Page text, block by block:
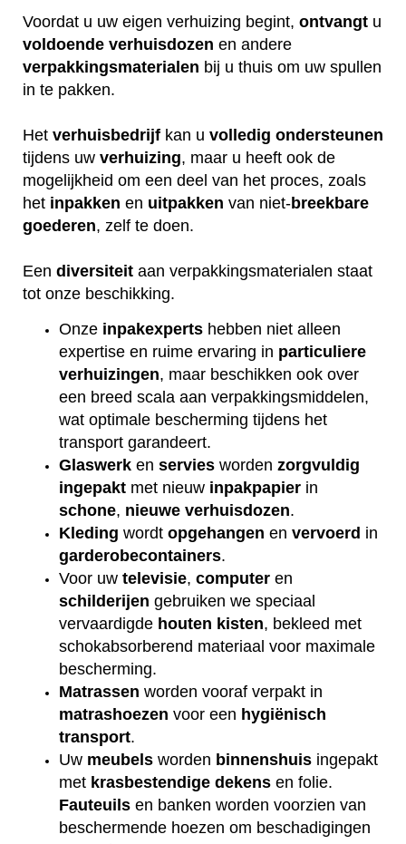
Voordat u uw eigen verhuizing begint, ontvangt u
voldoende verhuisdozen en andere
verpakkingsmaterialen bij u thuis om uw spullen
in te pakken.
Het verhuisbedrijf kan u volledig ondersteunen
tijdens uw verhuizing, maar u heeft ook de
mogelijkheid om een deel van het proces, zoals
het inpakken en uitpakken van niet-breekbare
goederen, zelf te doen.
Een diversiteit aan verpakkingsmaterialen staat
tot onze beschikking.
Onze inpakexperts hebben niet alleen
expertise en ruime ervaring in particuliere
verhuizingen, maar beschikken ook over
een breed scala aan verpakkingsmiddelen,
wat optimale bescherming tijdens het
transport garandeert.
Glaswerk en servies worden zorgvuldig
ingepakt met nieuw inpakpapier in
schone, nieuwe verhuisdozen.
Kleding wordt opgehangen en vervoerd in
garderobecontainers.
Voor uw televisie, computer en
schilderijen gebruiken we speciaal
vervaardigde houten kisten, bekleed met
schokabsorberend materiaal voor maximale
bescherming.
Matrassen worden vooraf verpakt in
matrashoezen voor een hygiënisch
transport.
Uw meubels worden binnenshuis ingepakt
met krasbestendige dekens en folie.
Fauteuils en banken worden voorzien van
beschermende hoezen om beschadigingen